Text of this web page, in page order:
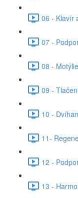
06 - Klavír
07 -
08 -
09 -
10 -
11-
12 -
13 -